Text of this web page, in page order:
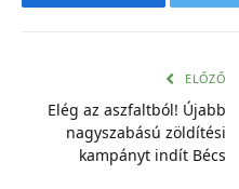
Facebook
ELŐZŐ
Elég az aszfaltból! Újabb
nagyszabású zöldítési
kampányt indít Bécs